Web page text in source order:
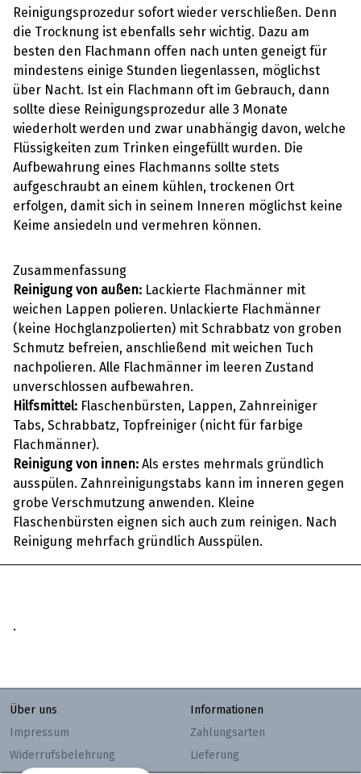
Reinigungsprozedur sofort wieder verschließen. Denn
die Trocknung ist ebenfalls sehr wichtig. Dazu am
besten den Flachmann offen nach unten geneigt für
mindestens einige Stunden liegenlassen, möglichst
über Nacht. Ist ein Flachmann oft im Gebrauch, dann
sollte diese Reinigungsprozedur alle 3 Monate
wiederholt werden und zwar unabhängig davon, welche
Flüssigkeiten zum Trinken eingefüllt wurden. Die
Aufbewahrung eines Flachmanns sollte stets
aufgeschraubt an einem kühlen, trockenen Ort
erfolgen, damit sich in seinem Inneren möglichst keine
Keime ansiedeln und vermehren können.
Zusammenfassung
Reinigung von außen: Lackierte Flachmänner mit
weichen Lappen polieren. Unlackierte Flachmänner
(keine Hochglanzpolierten) mit Schrabbatz von groben
Schmutz befreien, anschließend mit weichen Tuch
nachpolieren. Alle Flachmänner im leeren Zustand
unverschlossen aufbewahren.
Hilfsmittel: Flaschenbürsten, Lappen, Zahnreiniger
Tabs, Schrabbatz, Topfreiniger (nicht für farbige
Flachmänner).
Reinigung von innen: Als erstes mehrmals gründlich
ausspülen. Zahnreinigungstabs kann im inneren gegen
grobe Verschmutzung anwenden. Kleine
Flaschenbürsten eignen sich auch zum reinigen. Nach
Reinigung mehrfach gründlich Ausspülen.
.
Über uns
Impressum
Widerrufsbelehrung
Informationen
Zahlungsarten
Lieferung